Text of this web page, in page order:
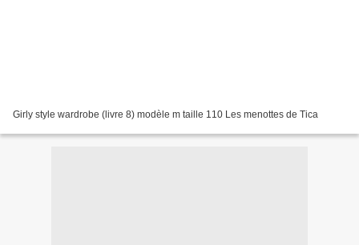
Girly style wardrobe (livre 8) modèle m taille 110 Les menottes de Tica